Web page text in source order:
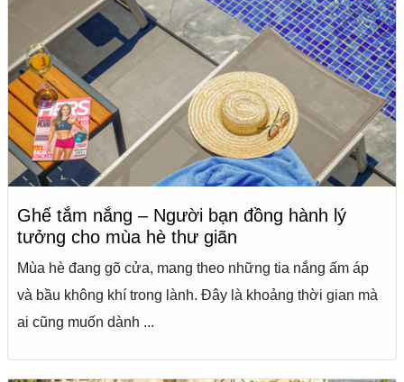
Ghế tắm nắng – Người bạn đồng hành lý
tưởng cho mùa hè thư giãn
Mùa hè đang gõ cửa, mang theo những tia nắng ấm áp
và bầu không khí trong lành. Đây là khoảng thời gian mà
ai cũng muốn dành ...